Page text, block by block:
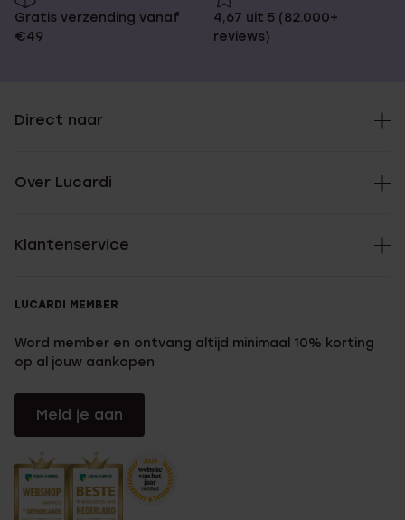
Gratis verzending vanaf
€49
4,67 uit 5 (82.000+
reviews)
Direct naar
Over Lucardi
Klantenservice
LUCARDI MEMBER
Word member en ontvang altijd minimaal 10% korting
op al jouw aankopen
Meld je aan